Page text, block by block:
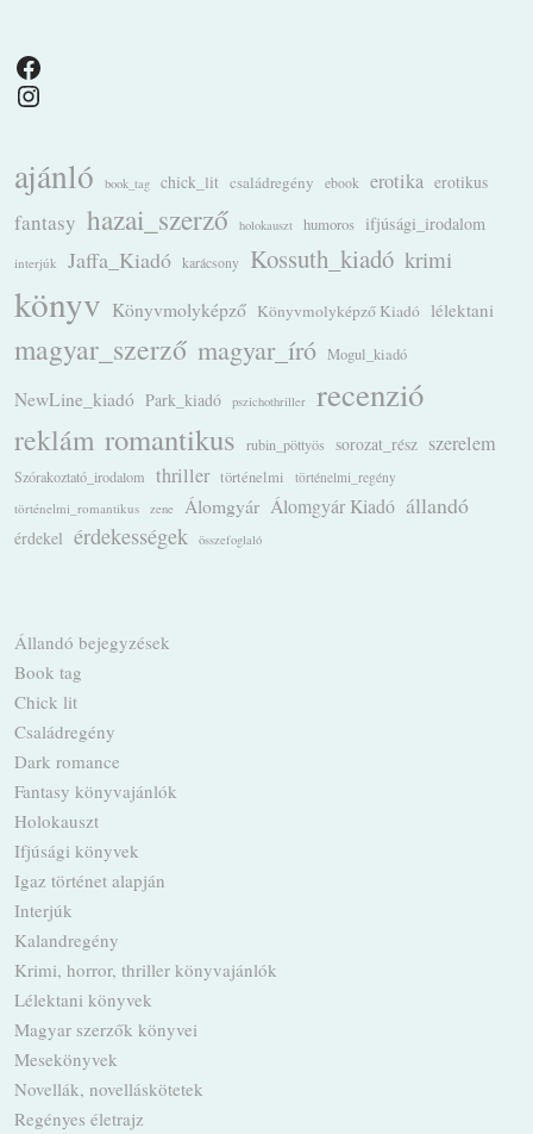
Facebook
Instagram
ajánló book_tag chick_lit családregény ebook erotika erotikus
fantasy hazai_szerző holokauszt humoros ifjúsági_irodalom
interjúk Jaffa_Kiadó karácsony Kossuth_kiadó krimi
könyv Könyvmolyképző Könyvmolyképző Kiadó lélektani
magyar_szerző magyar_író Mogul_kiadó
NewLine_kiadó Park_kiadó pszichothriller recenzió
reklám romantikus rubin_pöttyös sorozat_rész szerelem
Szórakoztató_irodalom thriller történelmi
történelmi_regény
történelmi_romantikus
zene Álomgyár Álomgyár Kiadó állandó
érdekel érdekességek összefoglaló
Állandó bejegyzések
Book tag
Chick lit
Családregény
Dark romance
Fantasy könyvajánlók
Holokauszt
Ifjúsági könyvek
Igaz történet alapján
Interjúk
Kalandregény
Krimi, horror, thriller könyvajánlók
Lélektani könyvek
Magyar szerzők könyvei
Mesekönyvek
Novellák, novelláskötetek
Regényes életrajz